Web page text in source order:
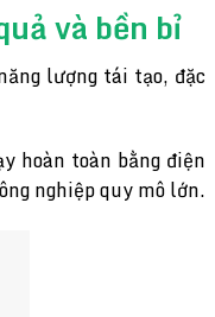
và bền bỉ
lượng tái tạo, đặc
hoàn toàn bằng điện
nghiệp quy mô lớn.